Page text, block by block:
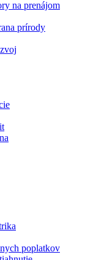
na prenájom
prírody
poplatkov